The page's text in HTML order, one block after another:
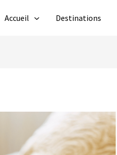
Accueil Destinations